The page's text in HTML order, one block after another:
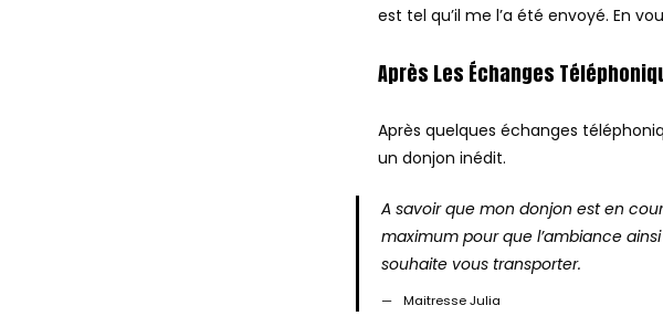
est tel qu’il me l’a été envoyé. En
Après Les Échanges
Après quelques échanges
un donjon inédit.
A savoir que mon donjon est en
maximum pour que l’ambiance
souhaite vous transporter.
Maitresse Julia